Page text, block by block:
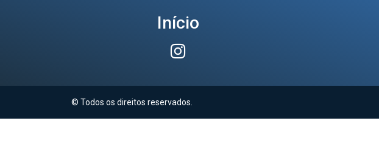
Início
© Todos os direitos reservados.